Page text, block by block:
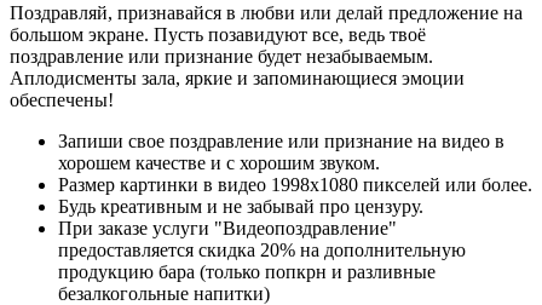
Поздравляй, признавайся в любви или делай предложение на
большом экране. Пусть позавидуют все, ведь твоё
поздравление или признание будет незабываемым.
Аплодисменты зала, яркие и запоминающиеся эмоции
обеспечены!
Запиши свое поздравление или признание на видео в
хорошем качестве и с хорошим звуком.
Размер картинки в видео 1998х1080 пикселей или более.
Будь креативным и не забывай про цензуру.
При заказе услуги "Видеопоздравление"
предоставляется скидка 20% на дополнительную
продукцию бара (только попкрн и разливные
безалкогольные напитки)